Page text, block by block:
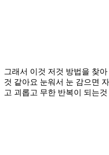
그래서 이것 저것 방법을 찾
것 같아요 눈워서 눈 감으면
고 괴롭고 무한 반복이 되는